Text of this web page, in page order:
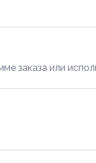
заказа или